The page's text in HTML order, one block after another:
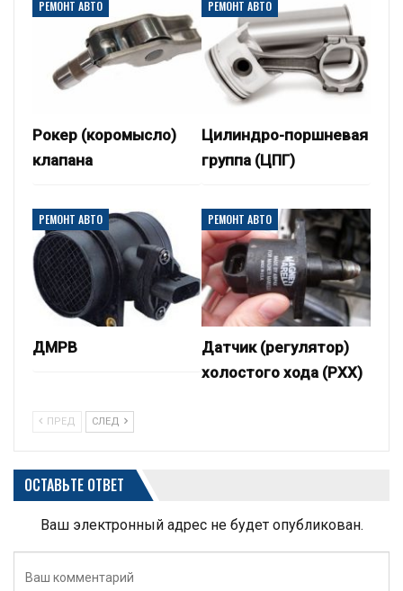
РЕМОНТ АВТО
Рокер (коромысло)
клапана
РЕМОНТ АВТО
Цилиндро-поршневая
группа (ЦПГ)
РЕМОНТ АВТО
ДМРВ
РЕМОНТ АВТО
Датчик (регулятор)
холостого хода (РХХ)
ПРЕД СЛЕД
ОСТАВЬТЕ ОТВЕТ
Ваш электронный адрес не будет опубликован.